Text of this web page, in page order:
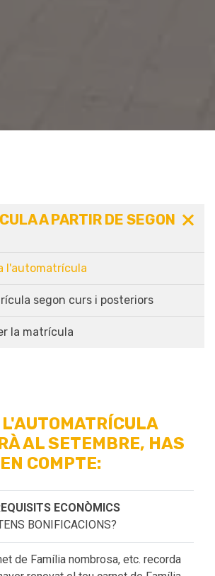
A PARTIR DE SEGON
l'automatrícula
segon curs i posteriors
la matrícula
L'AUTOMATRÍCULA
AL SETEMBRE, HAS
COMPTE:
BONIFICACIONS?
de Família nombrosa, etc. recorda